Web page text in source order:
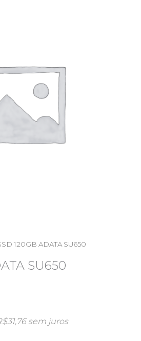
120GB ADATA SU650
SU650
31,76sem juros